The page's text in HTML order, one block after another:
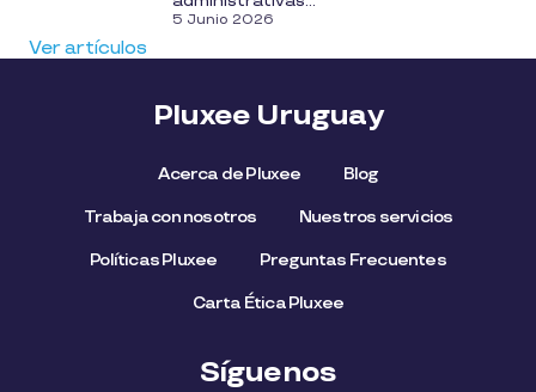
5 Junio 2026
Ver artículos
Pluxee Uruguay
Acerca de Pluxee Blog
Trabaja con nosotros Nuestros servicios
Políticas Pluxee Preguntas Frecuentes
Carta Ética Pluxee
Síguenos